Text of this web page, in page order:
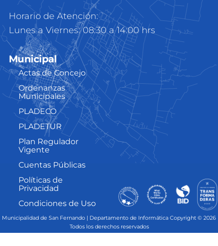
Horario de Atención:
Lunes a Viernes: 08:30 a 14:00 hrs
Municipal
Actas de Concejo
Ordenanzas
Municipales
PLADECO
PLADETUR
Plan Regulador
Vigente
Cuentas Públicas
Políticas de
Privacidad
Condiciones de Uso
Municipalidad de San Fernando | Departamento de Informática Copyright © 2026
Todos los derechos reservados